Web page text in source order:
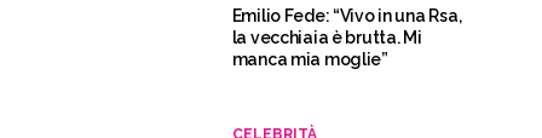
Emilio Fede: “Vivo in una Rsa,
la vecchiaia è brutta. Mi
manca mia moglie”